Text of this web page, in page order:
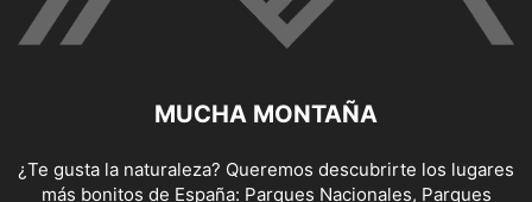
MUCHA MONTAÑA
¿Te gusta la naturaleza? Queremos descubrirte los lugares
más bonitos de España: Parques Nacionales, Parques